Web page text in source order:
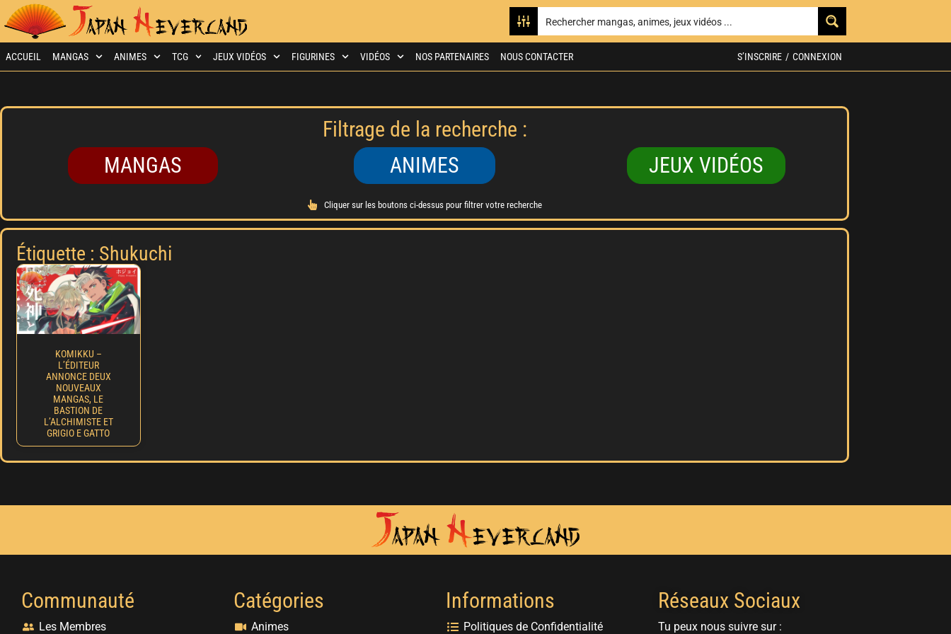
ACCUEIL MANGAS ANIMES TCG JEUX VIDÉOS FIGURINES VIDÉOS NOS PARTENAIRES NOUS CONTACTER S’INSCRIRE / CONNEXION
Filtrage de la recherche :
MANGAS
ANIMES JEUX VIDÉOS
Cliquer sur les boutons ci-dessus pour filtrer votre recherche
Étiquette : Shukuchi
KOMIKKU –
L’ÉDITEUR
ANNONCE DEUX
NOUVEAUX
MANGAS, LE
BASTION DE
L’ALCHIMISTE ET
GRIGIO E GATTO
Communauté
Les Membres
Catégories
Animes
Informations
Politiques de Confidentialité
Réseaux Sociaux
Tu peux nous suivre sur :